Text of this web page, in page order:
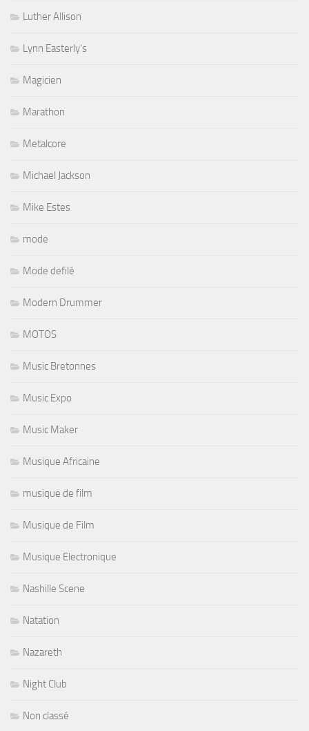
Luther Allison
Lynn Easterly's
Magicien
Marathon
Metalcore
Michael Jackson
Mike Estes
mode
Mode defilé
Modern Drummer
MOTOS
Music Bretonnes
Music Expo
Music Maker
Musique Africaine
musique de film
Musique de Film
Musique Electronique
Nashille Scene
Natation
Nazareth
Night Club
Non classé